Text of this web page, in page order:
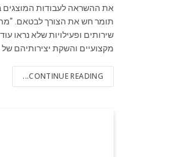
את ההשראה לעבודות המוצגים
תומר חש את הצורך לבטאם.
שירותים ופעילויות שלא נראו
מקצועיים והשקת יצירותיהם של
CONTINUE READING...